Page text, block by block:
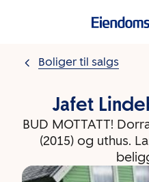
Boliger til salgs
Jafet
BUD MOTTATT!
(2015) og uthus.